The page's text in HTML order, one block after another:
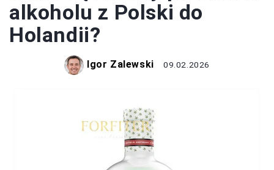
alkoholu z Polski do
Holandii?
Igor Zalewski 09.02.2026